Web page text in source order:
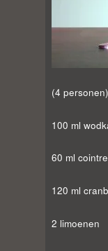
(4 personen)
100 ml
60 ml
120 ml
2 limoenen